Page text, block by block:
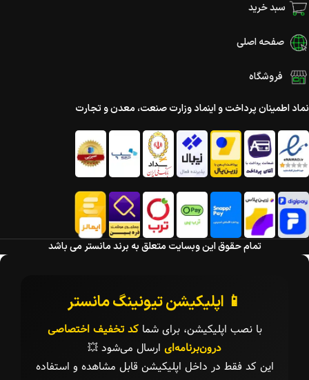
سبد خرید
صفحه اصلی
فروشگاه
نماد اطمینان پرداخت و اینماد وزارت صنعت، معدن و تجارت
تمام حقوق این وبسایت متعلق به برند مانستر می باشد
📱 اپلیکیشن تیونینگ مانستر
با نصب اپلیکیشن، برای شماکد تخفیف اختصاصی
درون‌برنامه‌ای ارسال می‌شود 💥
این کد فقط در داخل اپلیکیشن قابل مشاهده و استفاده